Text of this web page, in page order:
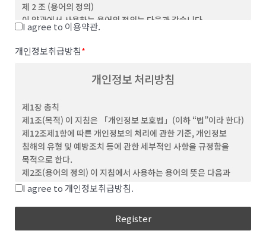
제 2 조 (용어의 정의)
이 약관에서 사용하는 용어의 정의는 다음과 같습니다.
(1) "서비스”라 함은 이용자가 이용할 수 있는 웹사이트 관련 제반
서비스를 의미합니다
(2) “이용자”라 함은 회사의 웹사이트에 접속하여 본 약관에 따라
회사가 제공하는 콘텐츠 및 제반 서비스를 이용하는 회원 및
단체를 말합니다.
(4) “비회원”이라 함은 회원에 가입하지 않고 회사가
웹사이트에서 제공하는 서비스를 이용하는 자를 말합니다.
(5) “아이디(ID)”라 함은 회원의 식별과 서비스 이용을 위하여
회원이 정하고 회사가 승인하는 문자와 숫자의 조합을
의미합니다.
(6) ‘비밀번호’라 함은 회원이 부여 받은 ID와 일치된 회원임을
(7) ‘해지’라 함은 회사 또는 회원이 이용계약을 해약하는 것을
I agree to 이용약관.
개인정보취급방침*
개인정보 처리방침
제1장 총칙
제1조(목적) 이 지침은 「개인정보 보호법」(이하 “법”이라 한다)
제12조제1항에 따른 개인정보의 처리에 관한 기준, 개인정보
침해의 유형 및 예방조치 등에 관한 세부적인 사항을 규정함을
목적으로 한다.
제2조(용어의 정의) 이 지침에서 사용하는 용어의 뜻은 다음과
같다.
이용, 제공, 공개, 파기(破棄), 그 밖에 이와 유사한
I agree to 개인정보취급방침.